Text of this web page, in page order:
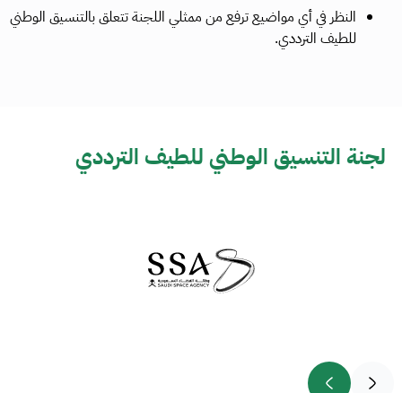
النظر في أي مواضيع ترفع من ممثلي اللجنة تتعلق بالتنسيق الوطني
للطيف الترددي.
لجنة التنسيق الوطني للطيف الترددي